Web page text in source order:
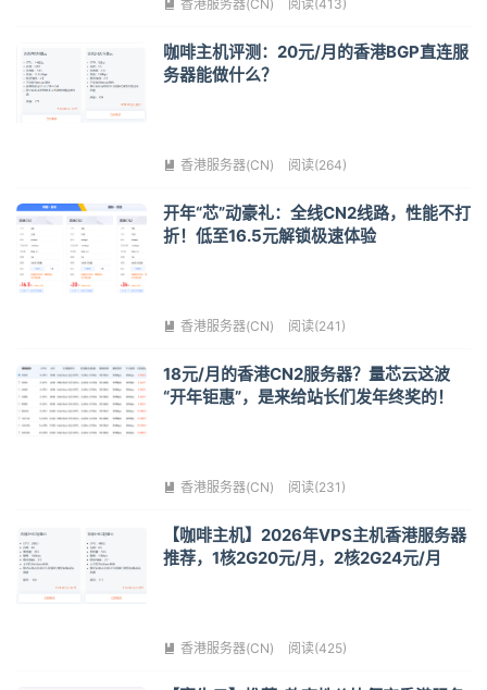
 香港服务器(CN) 阅读(413)
咖啡主机评测：20元/月的香港BGP直连服
务器能做什么？
 香港服务器(CN) 阅读(264)
开年“芯”动豪礼：全线CN2线路，性能不打
折！低至16.5元解锁极速体验
 香港服务器(CN) 阅读(241)
18元/月的香港CN2服务器？量芯云这波
“开年钜惠”，是来给站长们发年终奖的！
 香港服务器(CN) 阅读(231)
【咖啡主机】2026年VPS主机香港服务器
推荐，1核2G20元/月，2核2G24元/月
 香港服务器(CN) 阅读(425)